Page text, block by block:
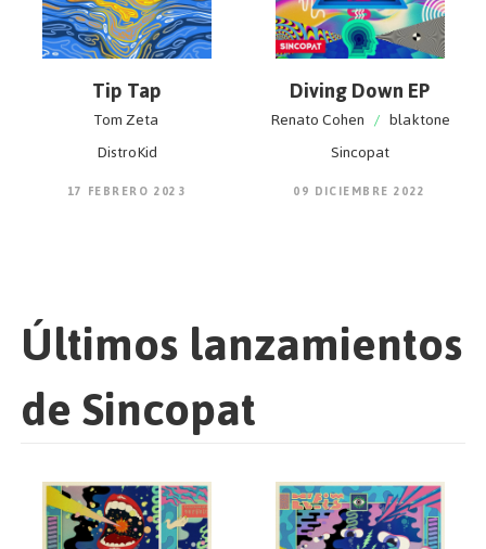
Tip Tap
Tom Zeta
DistroKid
17 FEBRERO 2023
Diving Down EP
Renato Cohen / blaktone
Sincopat
09 DICIEMBRE 2022
Últimos lanzamientos
de Sincopat